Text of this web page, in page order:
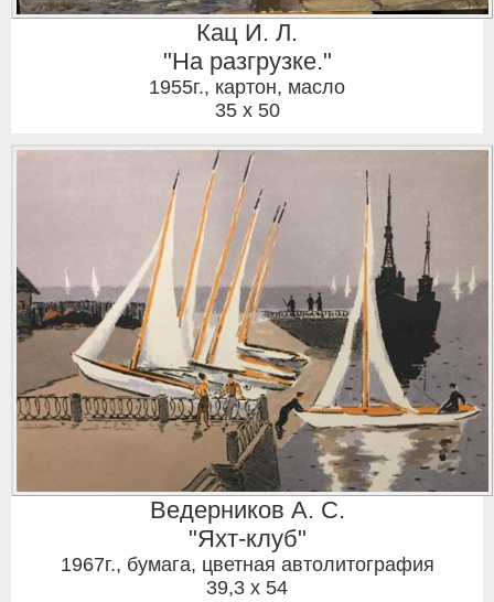
Кац И. Л.
"На разгрузке."
1955г., картон, масло
35 x 50
Ведерников А. С.
"Яхт-клуб"
1967г., бумага, цветная автолитография
39,3 x 54